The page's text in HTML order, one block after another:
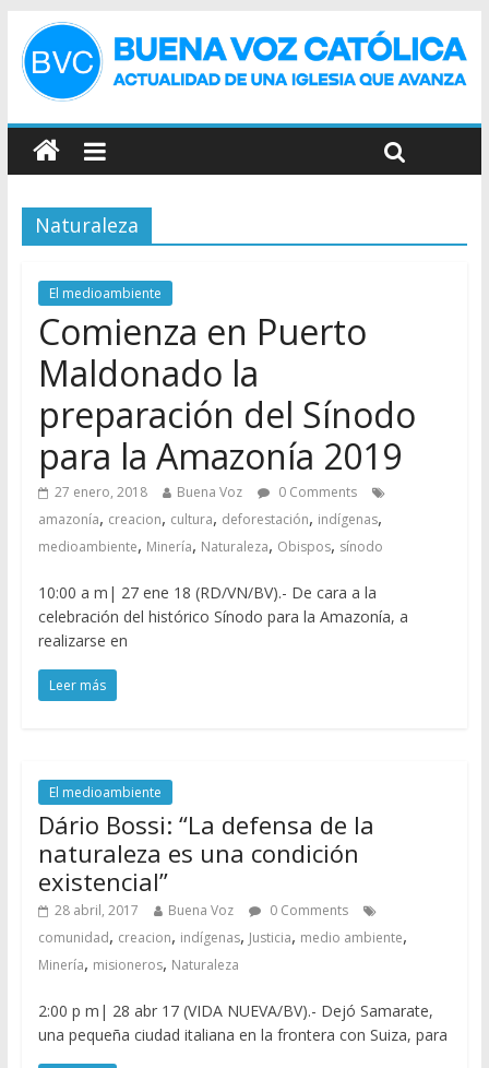
Naturaleza
El medioambiente
Comienza en Puerto
Maldonado la
preparación del Sínodo
para la Amazonía 2019
27 enero, 2018 Buena Voz
0 Comments
amazonía, creacion, cultura, deforestación, indígenas,
medioambiente, Minería, Naturaleza, Obispos, sínodo
10:00 a m| 27 ene 18 (RD/VN/BV).- De cara a la
celebración del histórico Sínodo para la Amazonía, a
realizarse en
Leer más
El medioambiente
Dário Bossi: “La defensa de la
naturaleza es una condición
existencial”
28 abril, 2017 Buena Voz
0 Comments
comunidad, creacion, indígenas, Justicia, medio ambiente,
Minería, misioneros, Naturaleza
2:00 p m| 28 abr 17 (VIDA NUEVA/BV).- Dejó Samarate,
una pequeña ciudad italiana en la frontera con Suiza, para